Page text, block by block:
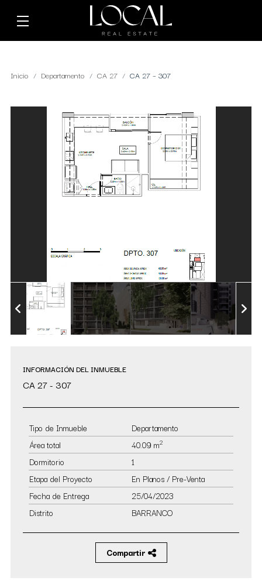
Inicio Departamento CA 27 CA 27 – 307
INFORMACIÓN DEL INMUEBLE
CA 27 - 307
Tipo de Inmueble
Departamento
Área total
40.09 m2
Dormitorio
1
Etapa del Proyecto
En Planos / Pre-Venta
Fecha de Entrega
25/04/2023
Distrito
BARRANCO
Compartir